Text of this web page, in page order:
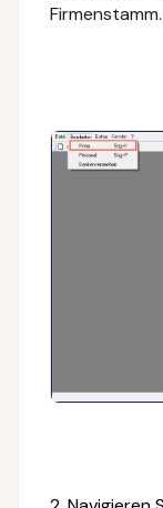
Firmenstamm.